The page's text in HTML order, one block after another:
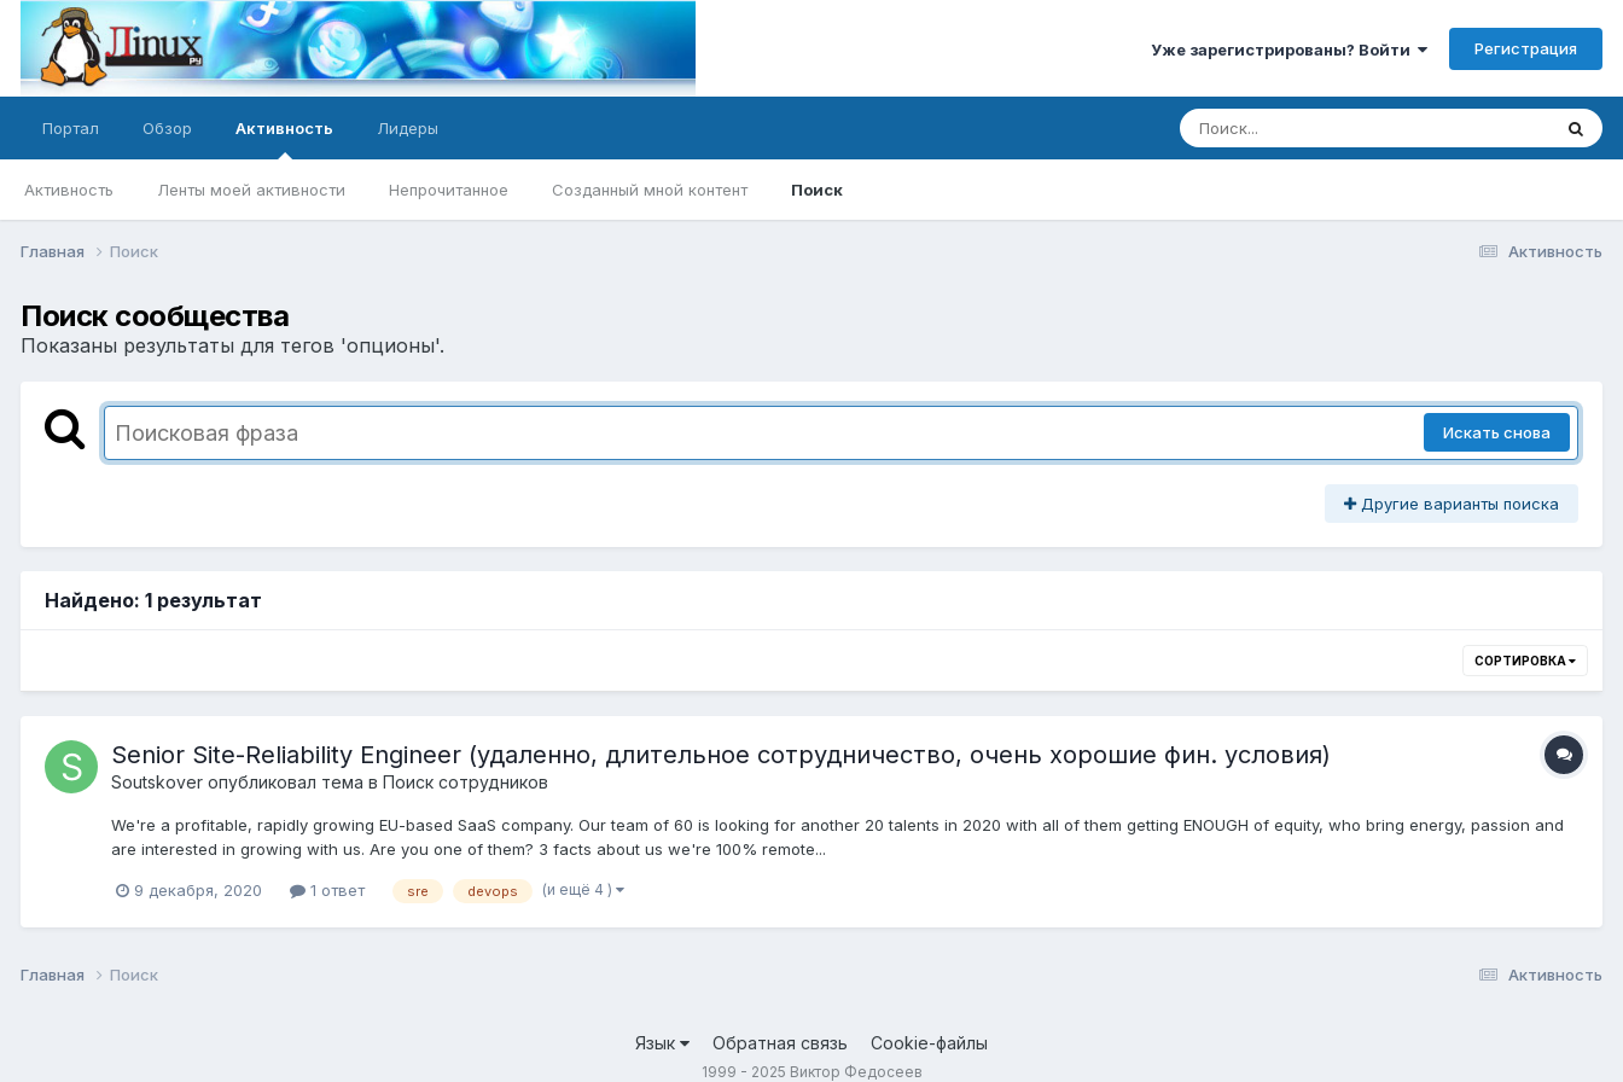
Уже зарегистрированы? Войти Регистрация
Портал Обзор Активность
Активность Ленты моей активности Непрочитанное Созданный мной контент Поиск
Лидеры
Активность
Главная Поиск
Поиск сообщества
Показаны результаты для тегов 'опционы'.
Искать снова
Другие варианты поиска
Найдено: 1 результат
СОРТИРОВКА
Senior Site-Reliability Engineer (удаленно, длительное сотрудничество, очень хорошие фин. условия)
Soutskover опубликовал тема в Поиск сотрудников
We're a profitable, rapidly growing EU-based SaaS company. Our team of 60 is looking for another 20 talents in 2020 with all of them getting ENOUGH of equity, who bring energy, passion and
are interested in growing with us. Are you one of them? 3 facts about us we're 100% remote...
9 декабря, 2020 1 ответ sre devops (и ещё 4 )
Активность
Главная Поиск
Язык Обратная связь Cookie-файлы
1999 - 2025 Виктор Федосеев